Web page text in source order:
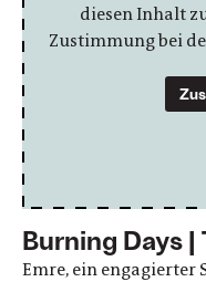
diesen Inhalt
Zustimmung bei
Burning Days |
Emre, ein engagierter